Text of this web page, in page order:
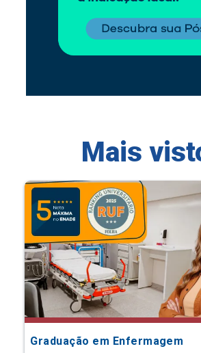
Mais
Graduação em Enfermagem